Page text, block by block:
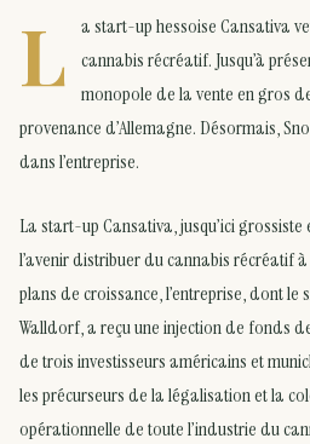
L
a start-up hessoise Cansativa
cannabis récréatif. Jusqu’à
monopole de la vente en gros
provenance d’Allemagne. Désormais,
dans l’entreprise.
La start-up Cansativa, jusqu’ici
l’avenir distribuer du cannabis récréatif
plans de croissance, l’entreprise, dont
Walldorf, a reçu une injection de fonds
de trois investisseurs américains et
les précurseurs de la légalisation et la
opérationnelle de toute l’industrie du